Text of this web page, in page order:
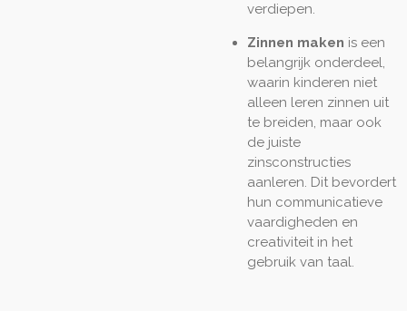
verdiepen.
Zinnen maken is een
belangrijk onderdeel,
waarin kinderen niet
alleen leren zinnen uit
te breiden, maar ook
de juiste
zinsconstructies
aanleren. Dit bevordert
hun communicatieve
vaardigheden en
creativiteit in het
gebruik van taal.